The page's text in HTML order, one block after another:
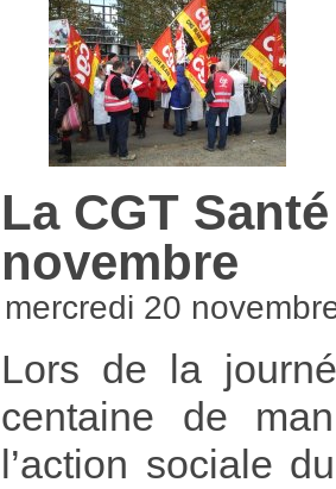
La CGT
novembre
mercredi 20
Lors de la
centaine de
l’action sociale